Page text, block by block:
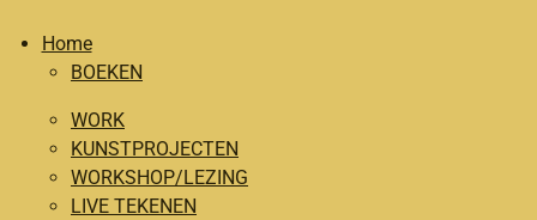
o
k
Home
BOEKEN
WORK
KUNSTPROJECTEN
WORKSHOP/LEZING
LIVE TEKENEN